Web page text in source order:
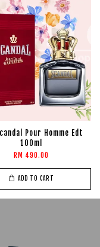
Pour Homme Edt
100ml
RM 490.00
ADD TO CART